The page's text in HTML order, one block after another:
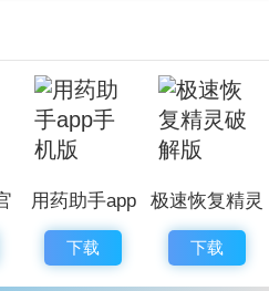
境项目报告，以及从许多污
更新
些交互体验
，更加流畅
让界面更加整洁美观
用药助手app
手机版
下载
极速恢复精灵
破解版
下载